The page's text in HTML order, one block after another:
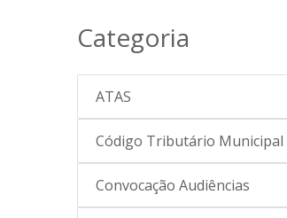
Categoria
ATAS
Código Tributário Municipal
Convocação Audiências